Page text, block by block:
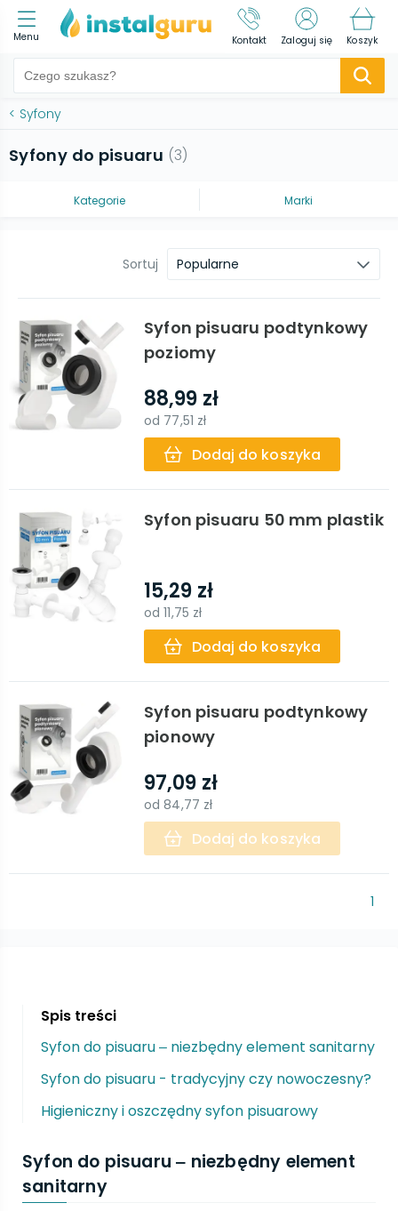
Menu Kontakt Zaloguj się Koszyk
< Syfony
Syfony do pisuaru (3)
Kategorie Marki
Sortuj Popularne
Syfon pisuaru podtynkowy
poziomy
88,99 zł
od 77,51 zł
Dodaj do koszyka
Syfon pisuaru 50 mm plastik
15,29 zł
od11,75 zł
Dodaj do koszyka
Syfon pisuaru podtynkowy
pionowy
97,09 zł
od84,77 zł
Dodaj do koszyka
1
Spis treści
Syfon do pisuaru ‒ niezbędny element sanitarny
Syfon do pisuaru - tradycyjny czy nowoczesny?
Higieniczny i oszczędny syfon pisuarowy
Syfon do pisuaru ‒ niezbędny element
sanitarny